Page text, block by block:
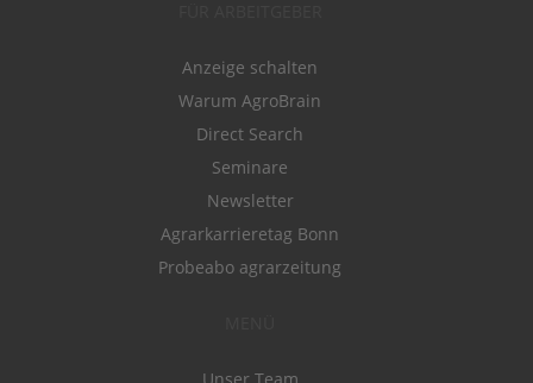
Anzeige schalten
Warum AgroBrain
Direct Search
Seminare
Newsletter
Agrarkarrieretag Bonn
Probeabo agrarzeitung